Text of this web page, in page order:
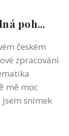
poh...
českém
zpracování
mě moc
jsem snímek